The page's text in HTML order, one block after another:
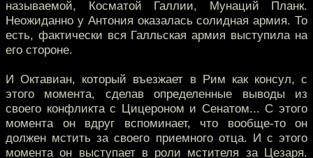
называемой, Косматой Галлии, Мунаций Планк.
Неожиданно у Антония оказалась солидная армия. То
есть, фактически вся Галльская армия выступила на
его стороне.
И Октавиан, который въезжает в Рим как консул, с
этого момента, сделав определенные выводы из
своего конфликта с Цицероном и Сенатом... С этого
момента он вдруг вспоминает, что вообще-то он
должен мстить за своего приемного отца. И с этого
момента он выступает в роли мстителя за Цезаря.